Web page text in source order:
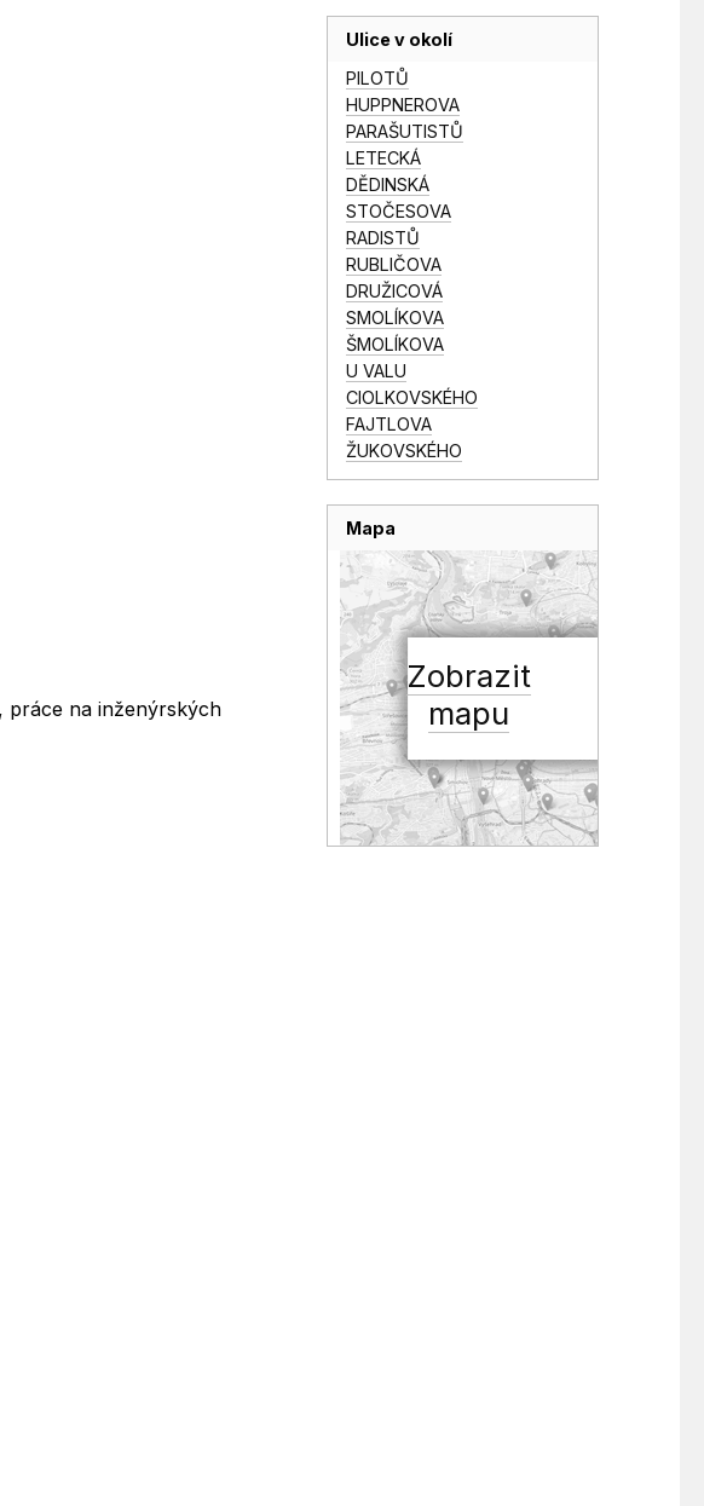
práce na inženýrských
Ulice v okolí
PILOTŮ
HUPPNEROVA
PARAŠUTISTŮ
LETECKÁ
DĚDINSKÁ
STOČESOVA
RADISTŮ
RUBLIČOVA
DRUŽICOVÁ
SMOLÍKOVA
ŠMOLÍKOVA
U VALU
CIOLKOVSKÉHO
FAJTLOVA
ŽUKOVSKÉHO
Mapa
Zobrazit
mapu